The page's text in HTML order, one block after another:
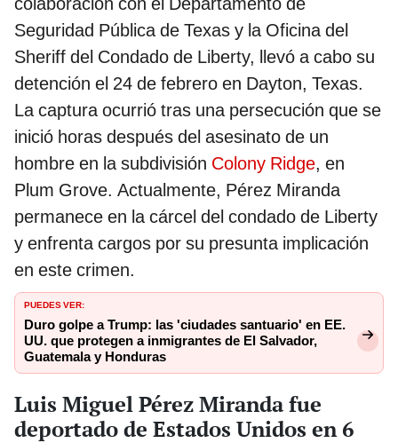
Seguridad Pública de Texas y la Oficina del
Sheriff del Condado de Liberty, llevó a cabo su
detención el 24 de febrero en Dayton, Texas.
La captura ocurrió tras una persecución que se
inició horas después del asesinato de un
hombre en la subdivisión Colony Ridge, en
Plum Grove. Actualmente, Pérez Miranda
permanece en la cárcel del condado de Liberty
y enfrenta cargos por su presunta implicación
en este crimen.
PUEDES VER:
Duro golpe a Trump: las 'ciudades santuario' en EE.
UU. que protegen a inmigrantes de El Salvador,
Guatemala y Honduras
Luis Miguel Pérez Miranda fue
deportado de Estados Unidos en 6